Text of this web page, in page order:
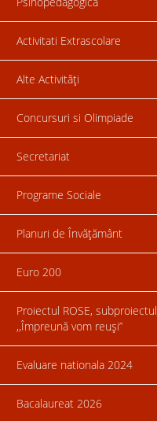
Activitati Extrascolare
Alte Activități
Concursuri si Olimpiade
Secretariat
Programe Sociale
Planuri de Învățământ
Euro 200
Proiectul ROSE, subproiectul
,,Împreună vom reuși”
Evaluare nationala 2024
Bacalaureat 2026